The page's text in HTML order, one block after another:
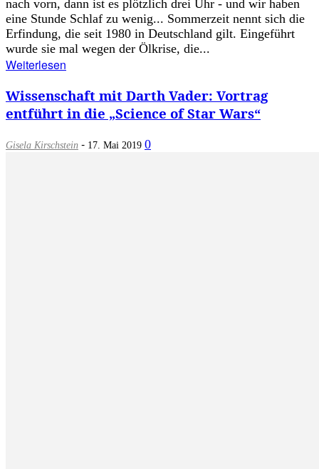
nach vorn, dann ist es plötzlich drei Uhr - und wir haben
eine Stunde Schlaf zu wenig... Sommerzeit nennt sich die
Erfindung, die seit 1980 in Deutschland gilt. Eingeführt
wurde sie mal wegen der Ölkrise, die...
Weiterlesen
Wissenschaft mit Darth Vader: Vortrag
entführt in die „Science of Star Wars“
Gisela Kirschstein - 17. Mai 2019 0